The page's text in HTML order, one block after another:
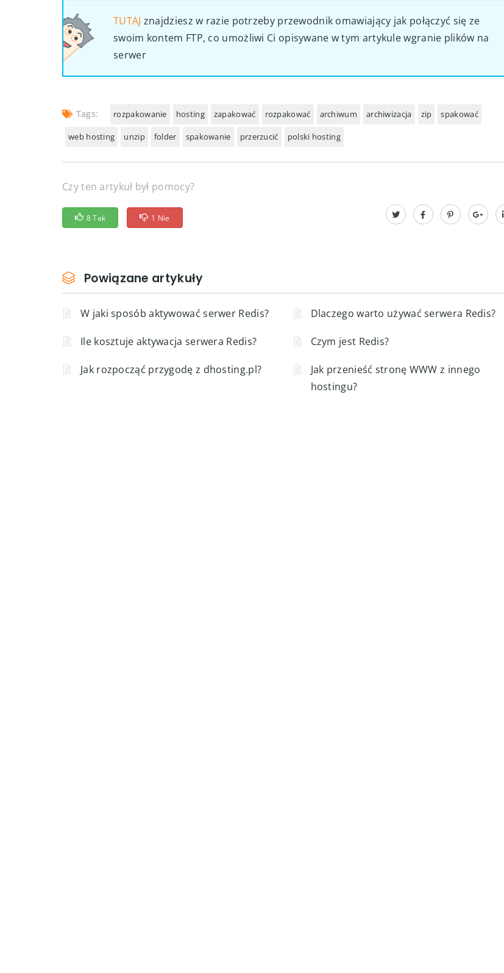
poczekasz na wykonanie komendy.
TUTAJznajdziesz w razie potrzeby przewodnik omawiający jak połączyć się ze
Czy ten artykuł był pomocy?
Powiązane artykuły
W jaki sposób aktywować serwer Redis? Dlaczego warto używać serwera Redis?
Ile kosztuje aktywacja serwera Redis? Czym jest Redis?